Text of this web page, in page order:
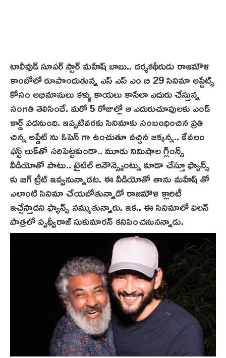
టాలీవుడ్ సూపర్ స్టార్ మహేష్ బాబు.. దర్శకథీరుడు రాజమౌళి
కాంబోలో రూపొందుతున్న ఎస్ ఎస్ ఎం బి 29 సినిమా అప్డేట్స్
కోసం అభిమానులు కళ్ళు కాయలు కాసేలా ఎదురు చేస్తున్న
సంగతి తెలిసిందే. మరో 5 రోజుల్లో ఆ ఎదురుచూపులకు ఎండ్
కార్డ్ పడనుంది. ఇప్పటివరకు సినిమాకు సంబంధించిన ప్రతి
చిన్న అప్డేట్ ను ఓపెన్ గా ఉంచుతూ వచ్చిన జక్కన్న.. కేవలం
ఫస్ట్ లుక్‌తో సరిపెట్టకుండా.. మూడు నిమిషాల గ్లింన్స్‌
వీడియోతో పాటు.. టైటిల్ అనౌన్స్మెంట్ను కూడా చేస్తూ ఫ్యాన్స్
కు బిగ్ ట్రీట్ ఇవ్వనున్నాడట. ఈ వీడియోతో తాను మహేష్ తో
ఎలాంటి సినిమా చేయబోతున్నాడో రాజమౌళి క్లారిటీ
ఇచ్చేస్తాడని ఫ్యాన్స్ నమ్ముతున్నారు. ఇక.. ఈ సినిమాలో విలన్
పాత్రలో పృథ్వీరాజ్ సుకుమారన్ క‌నిపించ‌నున‌న్నాడు.